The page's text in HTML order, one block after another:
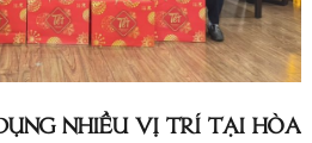
NHIỀU VỊ TRÍ TẠI HÒA